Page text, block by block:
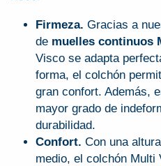
Firmeza. Gracias a
de muelles continuos
Visco se adapta
forma, el colchón
gran confort. Además,
mayor grado de
durabilidad.
Confort. Con una
medio, el colchón Multi